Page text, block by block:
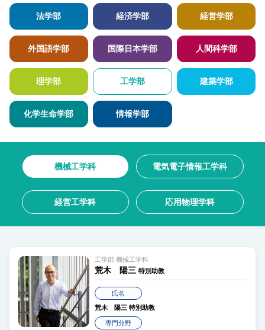
法学部 経済学部 経営学部
外国語学部 国際日本学部 人間科学部
理学部 工学部 建築学部
化学生命学部 情報学部
機械工学科 電気電子情報工学科
経営工学科 応用物理学科
工学部 機械工学科
荒木 陽三 特別助教
氏名
荒木 陽三 特別助教
専門分野